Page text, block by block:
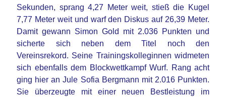
Sekunden, sprang 4,27 Meter weit, stieß die Kugel
7,77 Meter weit und warf den Diskus auf 26,39 Meter.
Damit gewann Simon Gold mit 2.036 Punkten und
sicherte sich neben dem Titel noch den
Vereinsrekord. Seine Trainingskolleginnen widmeten
sich ebenfalls dem Blockwettkampf Wurf. Rang acht
ging hier an Jule Sofia Bergmann mit 2.016 Punkten.
Sie überzeugte mit einer neuen Bestleistung im